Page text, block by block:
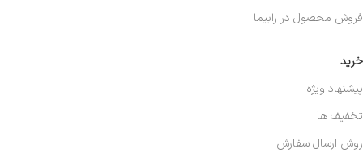
خرید
پیشنهاد ویژه
تخفیف ها
روش ارسال سفارش
فروش محصول در رابیما